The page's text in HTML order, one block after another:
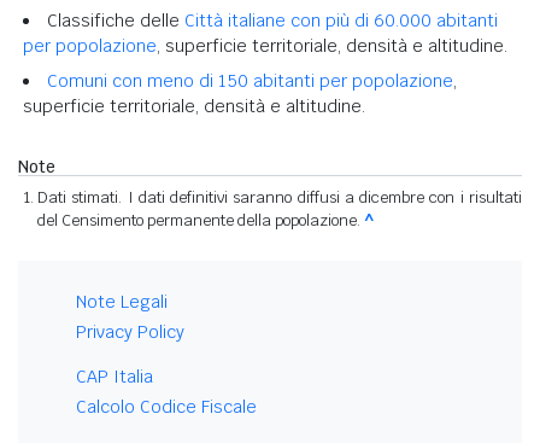
Classifiche delle Città italiane con più di 60.000 abitanti
per popolazione, superficie territoriale, densità e altitudine.
Comuni con meno di 150 abitanti per popolazione,
superficie territoriale, densità e altitudine.
Note
Dati stimati. I dati definitivi saranno diffusi a dicembre con i risultati
del Censimento permanente della popolazione. ^
Note Legali
Privacy Policy
CAP Italia
Calcolo Codice Fiscale